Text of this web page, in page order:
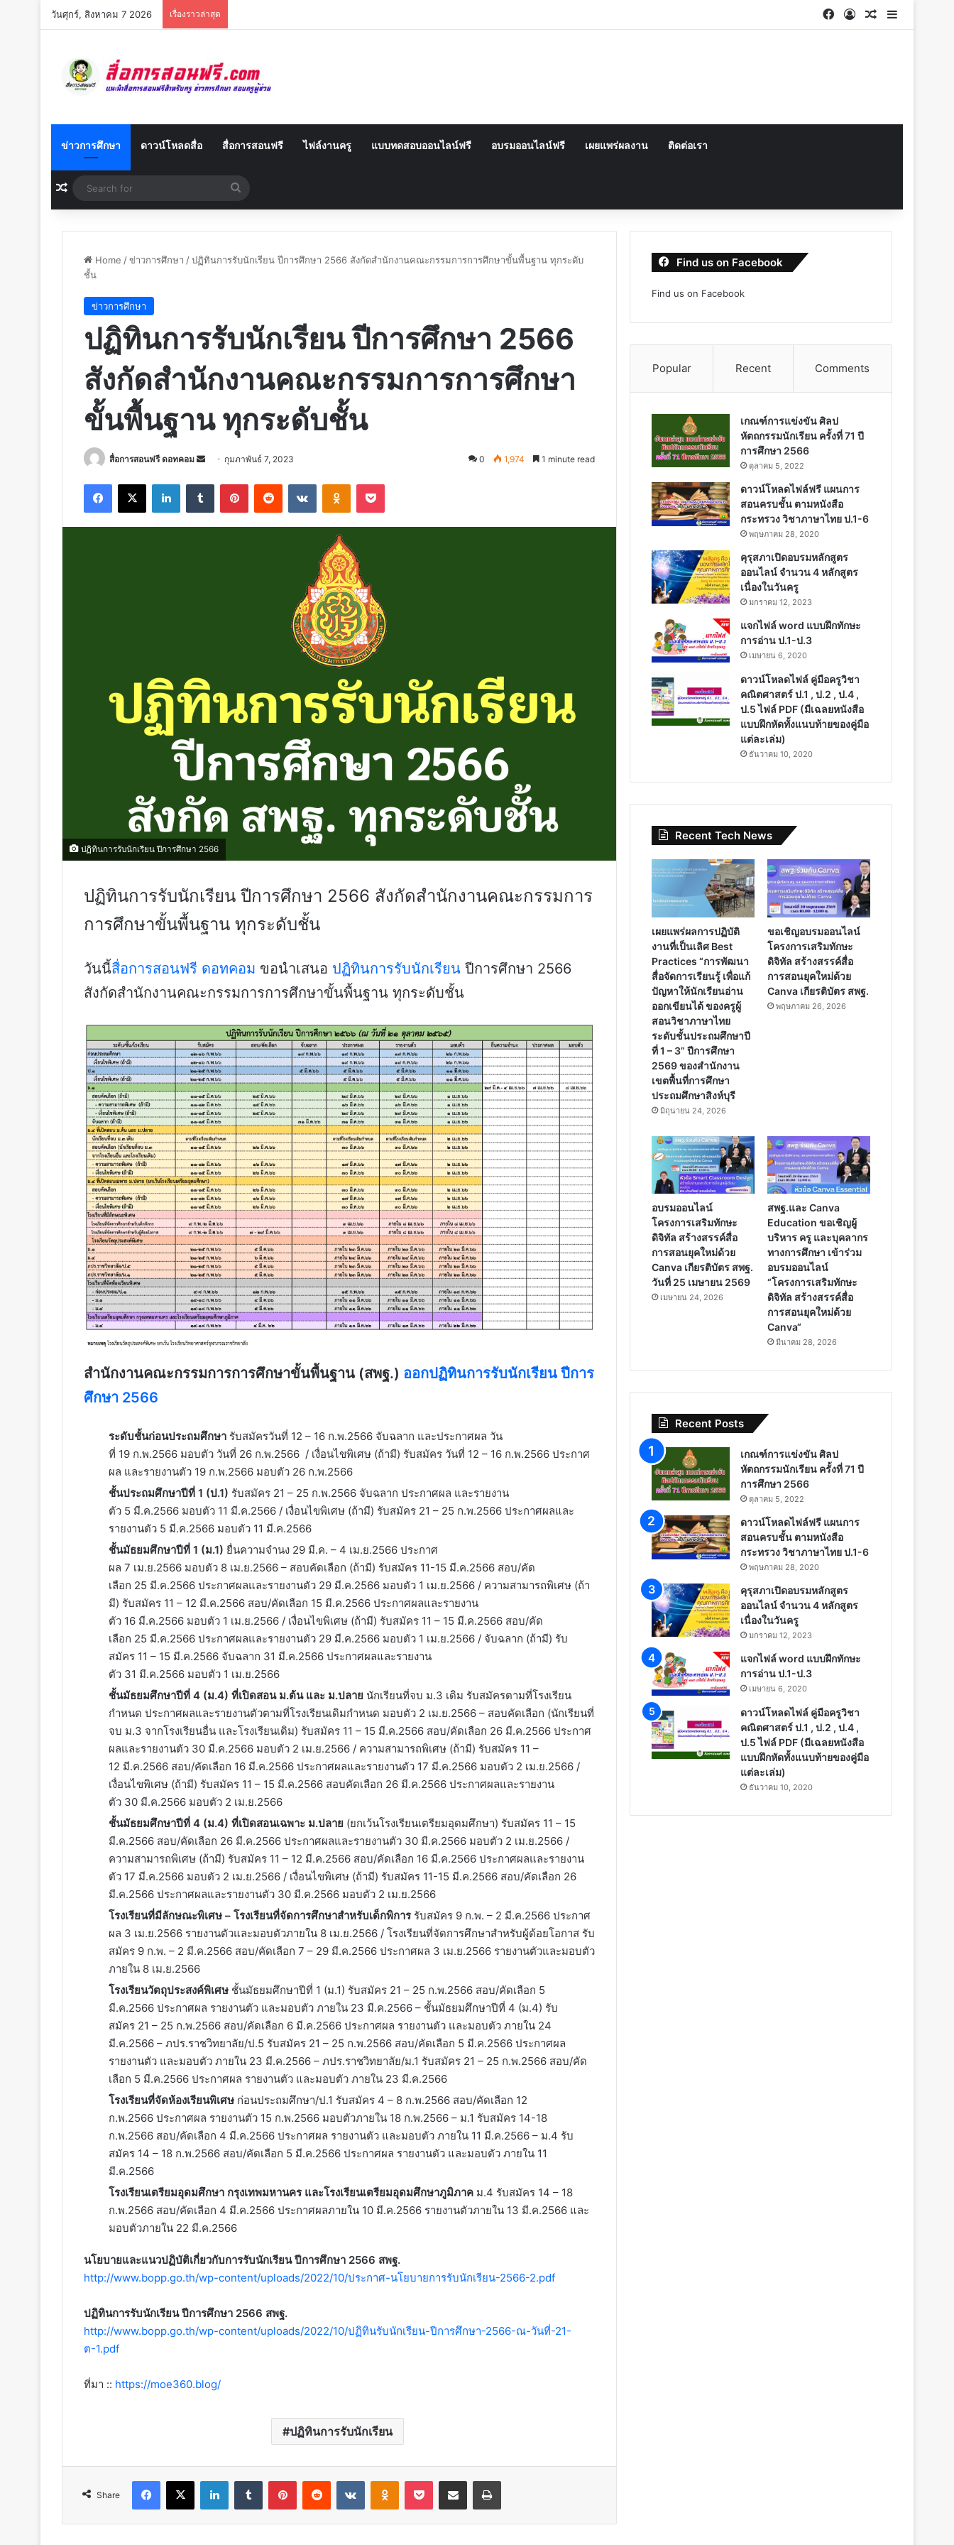
วันศุกร์, สิงหาคม 7 2026 เรื่องราวล่าสุด Facebook
Log InRandom
Sidebar
ข่าวการศึกษา ดาวน์โหลดสื่อ สื่อการสอนฟรี ไฟล์งานครู แบบทดสอบออนไลน์ฟรี อบรมออนไลน์ฟรี เผยแพร่ผลงาน ติดต่อเรา
Random Article
for
Home /ข่าวการศึกษา /ปฏิทินการรับนักเรียน ปีการศึกษา 2566 สังกัดสำนักงานคณะกรรมการการศึกษาขั้นพื้นฐาน ทุกระดับ
ชั้น
ข่าวการศึกษา
ปฏิทินการรับนักเรียน ปีการศึกษา 2566
สังกัดสำนักงานคณะกรรมการการศึกษา
ขั้นพื้นฐาน ทุกระดับชั้น
สื่อการสอนฟรี ดอทคอม
Send กุมภาพันธ์ 7, 2023 0 1,974 1 minute read
Facebook
X LinkedInTumblr PinterestReddit VKontakteOdnoklassniki
Pocket
ปฏิทินการรับนักเรียน ปีการศึกษา 2566
ปฏิทินการรับนักเรียน ปีการศึกษา 2566 สังกัดสำนักงานคณะกรรมการ
การศึกษาขั้นพื้นฐาน ทุกระดับชั้น
วันนี้สื่อการสอนฟรี ดอทคอม ขอนำเสนอ ปฏิทินการรับนักเรียน ปีการศึกษา 2566
สังกัดสำนักงานคณะกรรมการการศึกษาขั้นพื้นฐาน ทุกระดับชั้น
สำนักงานคณะกรรมการการศึกษาขั้นพื้นฐาน (สพฐ.) ออกปฏิทินการรับนักเรียน ปีการ
ศึกษา 2566
ระดับชั้นก่อนประถมศึกษา รับสมัครวันที่ 12 – 16 ก.พ.2566 จับฉลาก และประกาศผล วัน
ที่ 19 ก.พ.2566 มอบตัว วันที่ 26 ก.พ.2566 / เงื่อนไขพิเศษ (ถ้ามี) รับสมัคร วันที่ 12 – 16 ก.พ.2566 ประกาศ
ผล และรายงานตัว 19 ก.พ.2566 มอบตัว 26 ก.พ.2566
ชั้นประถมศึกษาปีที่ 1 (ป.1) รับสมัคร 21 – 25 ก.พ.2566 จับฉลาก ประกาศผล และรายงาน
ตัว 5 มี.ค.2566 มอบตัว 11 มี.ค.2566 / เงื่อนไขพิเศษ (ถ้ามี) รับสมัคร 21 – 25 ก.พ.2566 ประกาศผลและ
รายงานตัว 5 มี.ค.2566 มอบตัว 11 มี.ค.2566
ชั้นมัธยมศึกษาปีที่ 1 (ม.1) ยื่นความจำนง 29 มี.ค. – 4 เม.ย.2566 ประกาศ
ผล 7 เม.ย.2566 มอบตัว 8 เม.ย.2566 – สอบคัดเลือก (ถ้ามี) รับสมัคร 11-15 มี.ค.2566 สอบ/คัด
เลือก 25 มี.ค.2566 ประกาศผลและรายงานตัว 29 มี.ค.2566 มอบตัว 1 เม.ย.2566 / ความสามารถพิเศษ (ถ้า
มี) รับสมัคร 11 – 12 มี.ค.2566 สอบ/คัดเลือก 15 มี.ค.2566 ประกาศผลและรายงาน
ตัว 16 มี.ค.2566 มอบตัว 1 เม.ย.2566 / เงื่อนไขพิเศษ (ถ้ามี) รับสมัคร 11 – 15 มี.ค.2566 สอบ/คัด
เลือก 25 มี.ค.2566 ประกาศผลและรายงานตัว 29 มี.ค.2566 มอบตัว 1 เม.ย.2566 / จับฉลาก (ถ้ามี) รับ
สมัคร 11 – 15 มี.ค.2566 จับฉลาก 31 มี.ค.2566 ประกาศผลและรายงาน
ตัว 31 มี.ค.2566 มอบตัว 1 เม.ย.2566
ชั้นมัธยมศึกษาปีที่ 4 (ม.4) ที่เปิดสอน ม.ต้น และ ม.ปลาย นักเรียนที่จบ ม.3 เดิม รับสมัครตามที่โรงเรียน
กำหนด ประกาศผลและรายงานตัวตามที่โรงเรียนเดิมกำหนด มอบตัว 2 เม.ย.2566 – สอบคัดเลือก (นักเรียนที่
จบ ม.3 จากโรงเรียนอื่น และโรงเรียนเดิม) รับสมัคร 11 – 15 มี.ค.2566 สอบ/คัดเลือก 26 มี.ค.2566 ประกาศ
ผลและรายงานตัว 30 มี.ค.2566 มอบตัว 2 เม.ย.2566 / ความสามารถพิเศษ (ถ้ามี) รับสมัคร 11 –
12 มี.ค.2566 สอบ/คัดเลือก 16 มี.ค.2566 ประกาศผลและรายงานตัว 17 มี.ค.2566 มอบตัว 2 เม.ย.2566 /
เงื่อนไขพิเศษ (ถ้ามี) รับสมัคร 11 – 15 มี.ค.2566 สอบคัดเลือก 26 มี.ค.2566 ประกาศผลและรายงาน
ตัว 30 มี.ค.2566 มอบตัว 2 เม.ย.2566
ชั้นมัธยมศึกษาปีที่ 4 (ม.4) ที่เปิดสอนเฉพาะ ม.ปลาย (ยกเว้นโรงเรียนเตรียมอุดมศึกษา) รับสมัคร 11 – 15
มี.ค.2566 สอบ/คัดเลือก 26 มี.ค.2566 ประกาศผลและรายงานตัว 30 มี.ค.2566 มอบตัว 2 เม.ย.2566 /
ความสามารถพิเศษ (ถ้ามี) รับสมัคร 11 – 12 มี.ค.2566 สอบ/คัดเลือก 16 มี.ค.2566 ประกาศผลและรายงาน
ตัว 17 มี.ค.2566 มอบตัว 2 เม.ย.2566 / เงื่อนไขพิเศษ (ถ้ามี) รับสมัคร 11-15 มี.ค.2566 สอบ/คัดเลือก 26
มี.ค.2566 ประกาศผลและรายงานตัว 30 มี.ค.2566 มอบตัว 2 เม.ย.2566
โรงเรียนที่มีลักษณะพิเศษ – โรงเรียนที่จัดการศึกษาสำหรับเด็กพิการ รับสมัคร 9 ก.พ. – 2 มี.ค.2566 ประกาศ
ผล 3 เม.ย.2566 รายงานตัวและมอบตัวภายใน 8 เม.ย.2566 / โรงเรียนที่จัดการศึกษาสำหรับผู้ด้อยโอกาส รับ
สมัคร 9 ก.พ. – 2 มี.ค.2566 สอบ/คัดเลือก 7 – 29 มี.ค.2566 ประกาศผล 3 เม.ย.2566 รายงานตัวและมอบตัว
ภายใน 8 เม.ย.2566
โรงเรียนวัตถุประสงค์พิเศษ ชั้นมัธยมศึกษาปีที่ 1 (ม.1) รับสมัคร 21 – 25 ก.พ.2566 สอบ/คัดเลือก 5
มี.ค.2566 ประกาศผล รายงานตัว และมอบตัว ภายใน 23 มี.ค.2566 – ชั้นมัธยมศึกษาปีที่ 4 (ม.4) รับ
สมัคร 21 – 25 ก.พ.2566 สอบ/คัดเลือก 6 มี.ค.2566 ประกาศผล รายงานตัว และมอบตัว ภายใน 24
มี.ค.2566 – ภปร.ราชวิทยาลัย/ป.5 รับสมัคร 21 – 25 ก.พ.2566 สอบ/คัดเลือก 5 มี.ค.2566 ประกาศผล
รายงานตัว และมอบตัว ภายใน 23 มี.ค.2566 – ภปร.ราชวิทยาลัย/ม.1 รับสมัคร 21 – 25 ก.พ.2566 สอบ/คัด
เลือก 5 มี.ค.2566 ประกาศผล รายงานตัว และมอบตัว ภายใน 23 มี.ค.2566
โรงเรียนที่จัดห้องเรียนพิเศษ ก่อนประถมศึกษา/ป.1 รับสมัคร 4 – 8 ก.พ.2566 สอบ/คัดเลือก 12
ก.พ.2566 ประกาศผล รายงานตัว 15 ก.พ.2566 มอบตัวภายใน 18 ก.พ.2566 – ม.1 รับสมัคร 14-18
ก.พ.2566 สอบ/คัดเลือก 4 มี.ค.2566 ประกาศผล รายงานตัว และมอบตัว ภายใน 11 มี.ค.2566 – ม.4 รับ
สมัคร 14 – 18 ก.พ.2566 สอบ/คัดเลือก 5 มี.ค.2566 ประกาศผล รายงานตัว และมอบตัว ภายใน 11
มี.ค.2566
โรงเรียนเตรียมอุดมศึกษา กรุงเทพมหานคร และโรงเรียนเตรียมอุดมศึกษาภูมิภาค ม.4 รับสมัคร 14 – 18
ก.พ.2566 สอบ/คัดเลือก 4 มี.ค.2566 ประกาศผลภายใน 10 มี.ค.2566 รายงานตัวภายใน 13 มี.ค.2566 และ
มอบตัวภายใน 22 มี.ค.2566
นโยบายและแนวปฏิบัติเกี่ยวกับการรับนักเรียน ปีการศึกษา 2566 สพฐ.
http://www.bopp.go.th/wp-content/uploads/2022/10/ประกาศ-นโยบายการรับนักเรียน-2566-2.pdf
ปฏิทินการรับนักเรียน ปีการศึกษา 2566 สพฐ.
http://www.bopp.go.th/wp-content/uploads/2022/10/ปฏิทินรับนักเรียน-ปีการศึกษา-2566-ณ-วันที่-21-
ต-1.pdf
ที่มา :: https://moe360.blog/
ปฏิทินการรับนักเรียน
Share
Facebook
X LinkedInTumblr PinterestReddit VKontakteOdnoklassniki
Pocket Share via Email Print
Find us on Facebook
Find us on Facebook
Popular Recent Comments
เกณฑ์การแข่งขัน ศิลป
หัตถกรรมนักเรียน ครั้งที่ 71 ปี
การศึกษา 2566
ตุลาคม 5, 2022
ดาวน์โหลดไฟล์ฟรี แผนการ
สอนครบชั้น ตามหนังสือ
กระทรวง วิชาภาษาไทย ป.1-6
พฤษภาคม 28, 2020
คุรุสภาเปิดอบรมหลักสูตร
ออนไลน์ จำนวน 4 หลักสูตร
เนื่องในวันครู
มกราคม 12, 2023
แจกไฟล์ word แบบฝึกทักษะ
การอ่าน ป.1-ป.3
เมษายน 6, 2020
ดาวน์โหลดไฟล์ คู่มือครูวิชา
คณิตศาสตร์ ป.1 , ป.2 , ป.4 ,
ป.5 ไฟล์ PDF (มีเฉลยหนังสือ
แบบฝึกหัดทั้งแนบท้ายของคู่มือ
แต่ละเล่ม)
ธันวาคม 10, 2020
Recent Tech News
เผยแพร่ผลการปฏิบัติ
งานที่เป็นเลิศ Best
Practices “การพัฒนา
สื่อจัดการเรียนรู้ เพื่อแก้
ปัญหาให้นักเรียนอ่าน
ออกเขียนได้ ของครูผู้
สอนวิชาภาษาไทย
ระดับชั้นประถมศึกษาปี
ที่ 1 – 3” ปีการศึกษา
2569 ของสำนักงาน
เขตพื้นที่การศึกษา
ประถมศึกษาสิงห์บุรี
มิถุนายน 24, 2026
ขอเชิญอบรมออนไลน์
โครงการเสริมทักษะ
ดิจิทัล สร้างสรรค์สื่อ
การสอนยุคใหม่ด้วย
Canva เกียรติบัตร สพฐ.
พฤษภาคม 26, 2026
อบรมออนไลน์
โครงการเสริมทักษะ
ดิจิทัล สร้างสรรค์สื่อ
การสอนยุคใหม่ด้วย
Canva เกียรติบัตร สพฐ.
วันที่ 25 เมษายน 2569
เมษายน 24, 2026
สพฐ.และ Canva
Education ขอเชิญผู้
บริหาร ครู และบุคลากร
ทางการศึกษา เข้าร่วม
อบรมออนไลน์
“โครงการเสริมทักษะ
ดิจิทัล สร้างสรรค์สื่อ
การสอนยุคใหม่ด้วย
Canva“
มีนาคม 28, 2026
Recent Posts
เกณฑ์การแข่งขัน ศิลป
หัตถกรรมนักเรียน ครั้งที่ 71 ปี
การศึกษา 2566
ตุลาคม 5, 2022
ดาวน์โหลดไฟล์ฟรี แผนการ
สอนครบชั้น ตามหนังสือ
กระทรวง วิชาภาษาไทย ป.1-6
พฤษภาคม 28, 2020
คุรุสภาเปิดอบรมหลักสูตร
ออนไลน์ จำนวน 4 หลักสูตร
เนื่องในวันครู
มกราคม 12, 2023
แจกไฟล์ word แบบฝึกทักษะ
การอ่าน ป.1-ป.3
เมษายน 6, 2020
ดาวน์โหลดไฟล์ คู่มือครูวิชา
คณิตศาสตร์ ป.1 , ป.2 , ป.4 ,
ป.5 ไฟล์ PDF (มีเฉลยหนังสือ
แบบฝึกหัดทั้งแนบท้ายของคู่มือ
แต่ละเล่ม)
ธันวาคม 10, 2020